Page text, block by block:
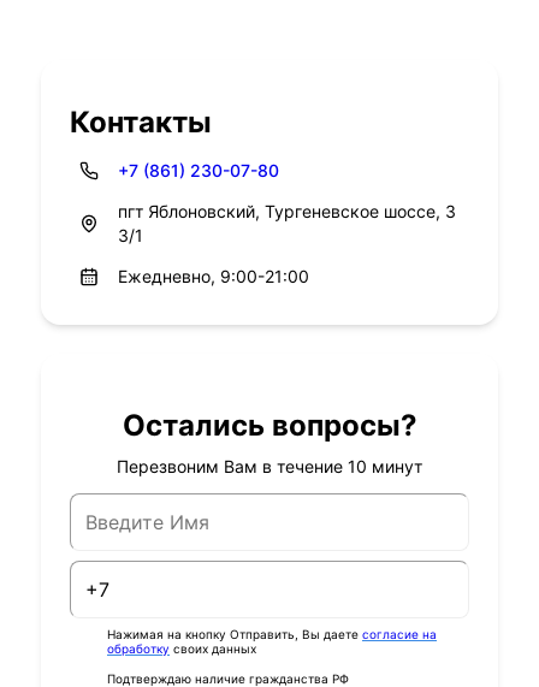
Контакты
+7 (861) 230-07-80
пгт Яблоновский, Тургеневское шоссе, 3
3/1
Ежедневно, 9:00-21:00
Остались вопросы?
Перезвоним Вам в течение 10 минут
Нажимая на кнопку Отправить, Вы даете согласие на
обработку своих данных
Подтверждаю наличие гражданства РФ